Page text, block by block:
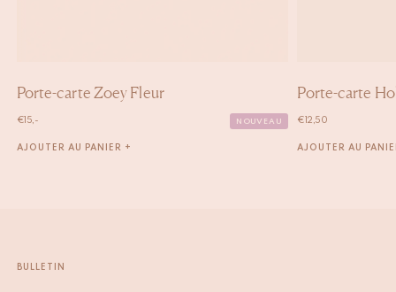
Porte-carte Zoey Fleur
€ 15,- NOUVEAU
AJOUTER AU PANIER +
Porte-carte
€ 12,50
AJOUTER AU
BULLETIN